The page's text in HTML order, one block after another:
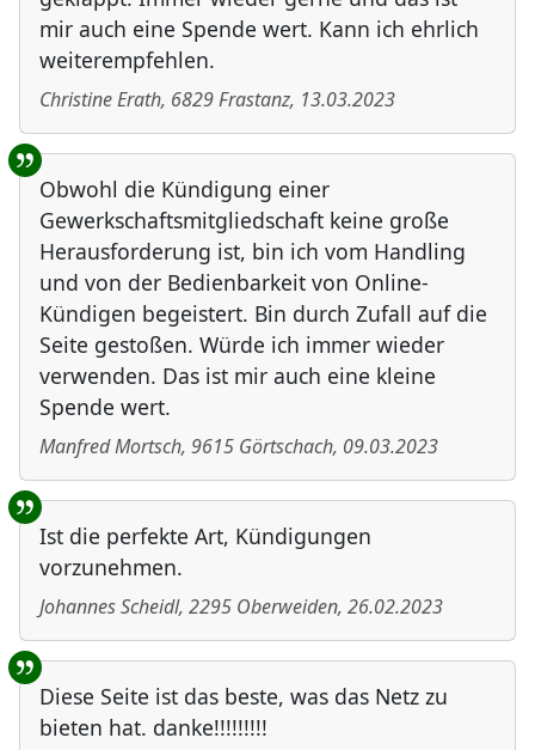
mir auch eine Spende wert. Kann ich ehrlich
weiterempfehlen.
Christine Erath, 6829Frastanz, 13.03.2023
Obwohl die Kündigung einer
Gewerkschaftsmitgliedschaft keine große
Herausforderung ist, bin ich vom Handling
und von der Bedienbarkeit von Online-
Kündigen begeistert. Bin durch Zufall auf die
Seite gestoßen. Würde ich immer wieder
verwenden. Das ist mir auch eine kleine
Spende wert.
Manfred Mortsch, 9615 Görtschach, 09.03.2023
Ist die perfekte Art, Kündigungen
vorzunehmen.
Johannes Scheidl, 2295 Oberweiden, 26.02.2023
Diese Seite ist das beste, was das Netz zu
bieten hat. danke!!!!!!!!!